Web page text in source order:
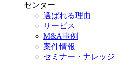
センター
選ばれる理由
サービス
M&A事例
案件情報
セミナー・ナレッジ